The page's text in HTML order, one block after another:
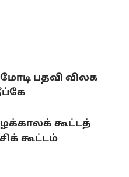
மோடி பதவி விலக
கூட்டத்
கூட்டம்